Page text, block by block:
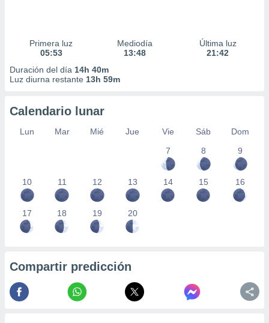
Primera luz
05:53
Mediodía
13:48
Última luz
21:42
Duración del día 14h 40m
Luz diurna restante 13h 59m
Calendario lunar
Lun Mar Mié Jue Vie Sáb
Dom
7
8 9
10 11 12 13 14 15 16
17 18 19 20
Compartir predicción